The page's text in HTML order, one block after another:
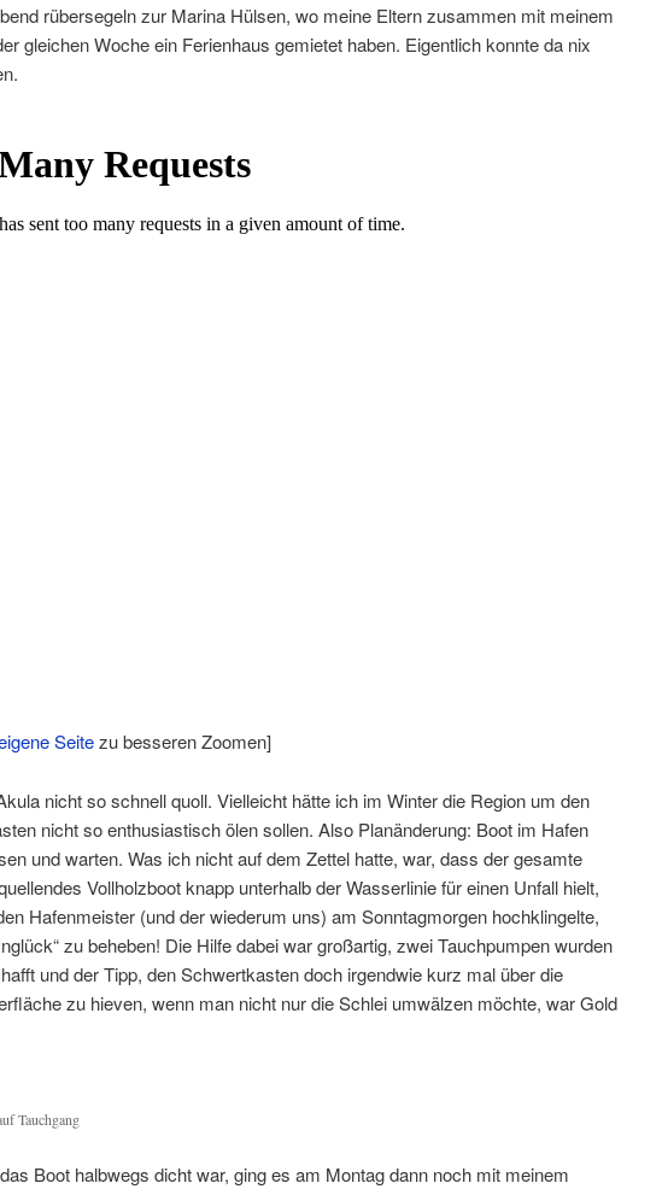
rübersegeln zur Marina Hülsen, wo meine Eltern zusammen mit meinem
gleichen Woche ein Ferienhaus gemietet haben. Eigentlich konnte da nix
Seitezu besseren Zoomen]
nicht so schnell quoll. Vielleicht hätte ich im Winter die Region um den
nicht so enthusiastisch ölen sollen. Also Planänderung: Boot im Hafen
und warten. Was ich nicht auf dem Zettel hatte, war, dass der gesamte
Vollholzboot knapp unterhalb der Wasserlinie für einen Unfall hielt,
Hafenmeister (und der wiederum uns) am Sonntagmorgen hochklingelte,
zu beheben! Die Hilfe dabei war großartig, zwei Tauchpumpen wurden
und der Tipp, den Schwertkasten doch irgendwie kurz mal über die
zu hieven, wenn man nicht nur die Schlei umwälzen möchte, war Gold
Tauchgang
Boot halbwegs dicht war, ging es am Montag dann noch mit meinem